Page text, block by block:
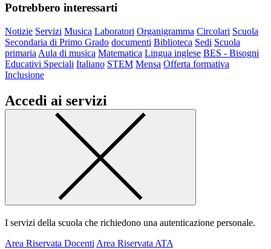
Potrebbero interessarti
Notizie Servizi Musica Laboratori Organigramma Circolari Scuola
Secondaria di Primo Grado documenti Biblioteca Sedi Scuola
primaria Aula di musica Matematica Lingua inglese BES - Bisogni
Educativi Speciali Italiano STEM Mensa Offerta formativa
Inclusione
Accedi ai servizi
I servizi della scuola che richiedono una autenticazione personale.
Area Riservata Docenti Area Riservata ATA